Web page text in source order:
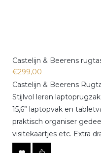
Castelijn & Beerens
€299,00
Castelijn & Beerens
Stijlvol leren
15,6” laptopvak en
praktisch organiser
visitekaartjes etc. Extra